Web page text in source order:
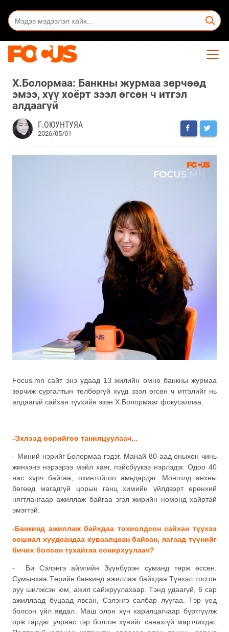
Х.Болормаа: Банкны журмаа зөрчөөд
эмээ, хүү хоёрт зээл өгсөн ч итгэл
алдаагүй
Г.ОЮУНТУЯА
2026/05/01
Focus.mn сайт энэ удаад 13 жилийн өмнө банкны журмаа
зөрчиж сургалтын төлбөргүй хүүд зээл өгсөн ч итгэлийг нь
алдаагүй сайхан түүхийн эзэн Х.Болормааг фокусаллаа.
-Эхлээд өөрийгөө танилцуулаач...
- Миний нэрийг Болормаа гэдэг. Манай 80-аад оныхон чинь
жинхэнэ нэрээрээ мэйл хаяг, пэйсбүүкээ нэрлэдэг. Одоо 40
нас хүрч байгаа, охинтойгоо амьдардаг. Монголд анхны
бөгөөд магадгүй цорын ганц химийн үйлдвэрт ерөнхий
нягтлангаар ажиллаж байгаа эгэл жирийн номонд хайртай
эмэгтэй.
-Банкинд ажиллаж байхдаа тохиолдсон сайхан түүхээ
сошиал хуудсандаа хуваалцсан байсан, яагаад түүнийг
бичих болсон тухайгаа сонирхуулаач?
- Би Сэлэнгэ аймгийн Зүүнбүрэн суманд төрж өссөн.
Сумынхаа Төрийн банкинд ажиллаж байхдаа Түнхэл тосгон
руу шилжсэн юм, ажил сайжруулахаар. Тэнд удаагүй, 6 сар
ажиллаад буцаад явсан, Сэлэнгэ салбар луугаа. Тэр үед
болсон үйл явдал. Маш олон хүн харилцагчаар бүртгүүлж
орж гардаг учраас тэр болгон хүнийг санахгүй мартчихдаг.